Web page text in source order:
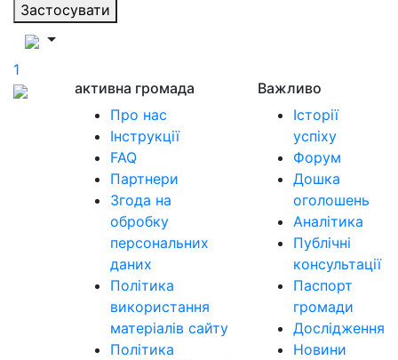
Застосувати
1
активна громада
Про нас
Інструкції
FAQ
Партнери
Згода на
обробку
персональних
даних
Політика
використання
матеріалів сайту
Політика
Важливо
Історії
успіху
Форум
Дошка
оголошень
Аналітика
Публічні
консультації
Паспорт
громади
Дослідження
Новини